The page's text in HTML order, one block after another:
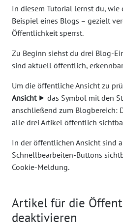
In diesem Tutorial lernst du, wie
Beispiel eines Blogs – gezielt
Öffentlichkeit sperrst.
Zu Beginn siehst du drei Blog-
sind aktuell öffentlich,
Um die öffentliche Ansicht zu
Ansicht⯈ das Symbol mit den
anschließend zum Blogbereich:
alle drei Artikel öffentlich
In der öffentlichen Ansicht sind
Schnellbearbeiten-Buttons
Cookie-Meldung.
Artikel für die
deaktivieren